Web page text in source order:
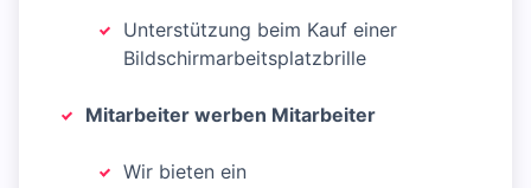
Unterstützung beim Kauf einer
Bildschirmarbeitsplatzbrille
Mitarbeiter werben Mitarbeiter
Wir bieten ein